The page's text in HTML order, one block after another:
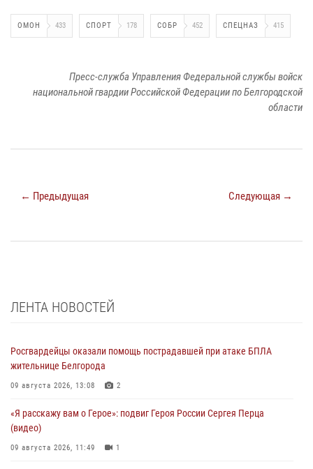
ОМОН 433 СПОРТ 178 СОБР 452 СПЕЦНАЗ 415
Пресс-служба Управления Федеральной службы войск
национальной гвардии Российской Федерации по Белгородской
области
← Предыдущая Следующая →
ЛЕНТА НОВОСТЕЙ
Росгвардейцы оказали помощь пострадавшей при атаке БПЛА
жительнице Белгорода
09 августа 2026, 13:08 2
«Я расскажу вам о Герое»: подвиг Героя России Сергея Перца
(видео)
09 августа 2026, 11:49 1